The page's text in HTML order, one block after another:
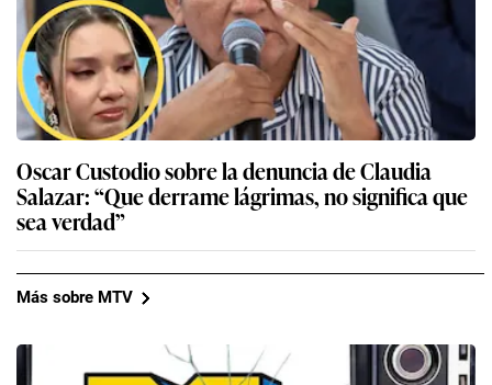
Oscar Custodio sobre la denuncia de Claudia
Salazar: “Que derrame lágrimas, no significa que
sea verdad”
Más sobre MTV